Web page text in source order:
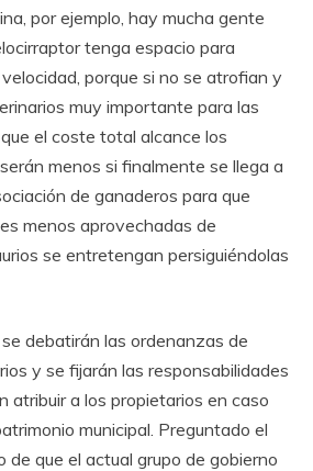
por ejemplo, hay mucha gente
tenga espacio para
porque si no se atrofian y
muy importante para las
el coste total alcance los
menos si finalmente se llega a
de ganaderos para que
menos aprovechadas de
se entretengan persiguiéndolas
debatirán las ordenanzas de
y se fijarán las responsabilidades
atribuir a los propietarios en caso
municipal. Preguntado el
de que el actual grupo de gobierno